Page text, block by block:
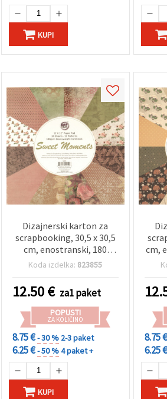
KUPI
Dizajnerski karton za
scrapbooking, 30,5 x 30,5
cm, enostranski, 180
g/m², paket, 12 mešanih
Koda izdelka: 823855
12.50€ za1 paket
POPUSTI
ZA KOLIČINO
8.75 €- 30 % 2-3 paket
6.25 €- 50 %4 paket +
KUPI
cm,
8.75 €
6.25 €